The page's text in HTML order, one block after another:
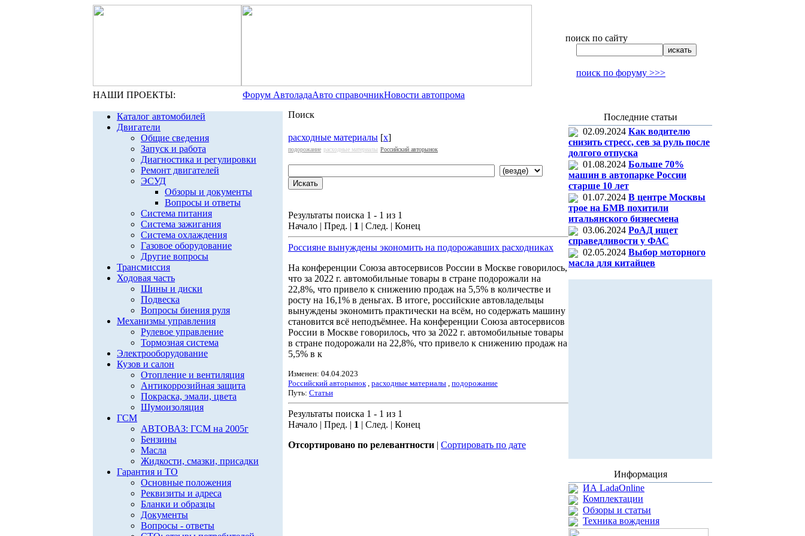
поиск по сайту
поиск по форуму >>>
НАШИ ПРОЕКТЫ: Форум АвтоладаАвто справочникНовости автопрома
Каталог автомобилей
Двигатели
Общие сведения
Запуск и работа
Диагностика и регулировки
Ремонт двигателей
ЭСУД
Обзоры и документы
Вопросы и ответы
Система питания
Система зажигания
Система охлаждения
Газовое оборудование
Другие вопросы
Трансмиссия
Ходовая часть
Шины и диски
Подвеска
Вопросы биения руля
Механизмы управления
Рулевое управление
Тормозная система
Электрооборудование
Кузов и салон
Отопление и вентиляция
Антикоррозийная защита
Покраска, эмали, цвета
Шумоизоляция
ГСМ
АВТОВАЗ: ГСМ на 2005г
Бензины
Масла
Жидкости, смазки, присадки
Гарантия и ТО
Основные положения
Реквизиты и адреса
Бланки и образцы
Документы
Вопросы - ответы
Поиск
расходные материалы [x]
подорожание расходные материалы Российский авторынок
Результаты поиска 1 - 1 из 1
Начало | Пред. | 1 | След. | Конец
Россияне вынуждены экономить на подорожавших расходниках
На конференции Союза автосервисов России в Москве говорилось,
что за 2022 г. автомобильные товары в стране подорожали на
22,8%, что привело к снижению продаж на 5,5% в количестве и
росту на 16,1% в деньгах. В итоге, российские автовладельцы
вынуждены экономить практически на всём, но содержать машину
становится всё неподъёмнее. На конференции Союза автосервисов
России в Москве говорилось, что за 2022 г. автомобильные товары
в стране подорожали на 22,8%, что привело к снижению продаж на
5,5% в к
Изменен: 04.04.2023
Российский авторынок, расходные материалы , подорожание
Путь: Статьи
Результаты поиска 1 - 1 из 1
Начало | Пред. | 1 | След. | Конец
Отсортировано по релевантности | Сортировать по дате
Последние статьи
02.09.2024 Как водителю
снизить стресс, сев за руль после
долгого отпуска
01.08.2024 Больше 70%
машин в автопарке России
старше 10 лет
01.07.2024 В центре Москвы
трое на БМВ похитили
итальянского бизнесмена
03.06.2024 РоАД ищет
справедливости у ФАС
02.05.2024 Выбор моторного
масла для китайцев
Информация
ИА LadaOnline
Комплектации
Обзоры и статьи
Техника вождения